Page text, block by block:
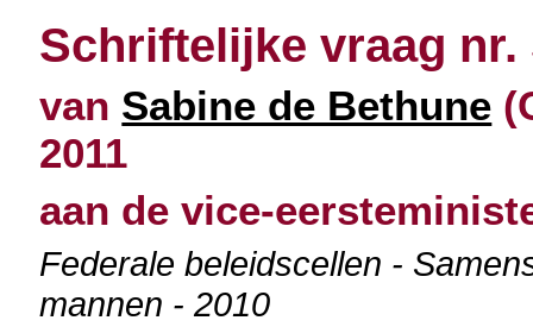
Schriftelijke vraag nr.
van Sabine de Bethune
2011
aan de vice-
Federale beleidscellen -
mannen - 2010